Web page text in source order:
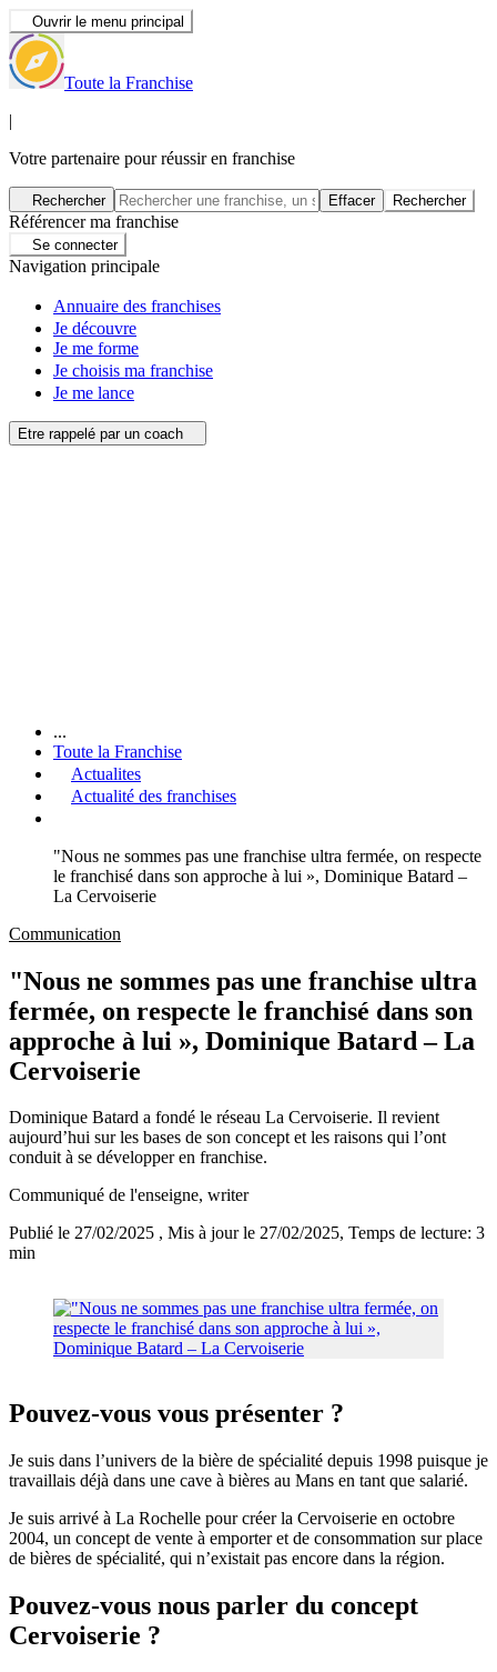
Ouvrir le menu principal
Toute la Franchise
|
Votre partenaire pour réussir en franchise
Rechercher Effacer Rechercher
Référencer ma franchise
Se connecter
Navigation principale
Annuaire des franchises
Je découvre
Je me forme
Je choisis ma franchise
Je me lance
Etre rappelé par un coach
...
Toute la Franchise
Actualites
Actualité des franchises
"Nous ne sommes pas une franchise ultra fermée, on respecte
le franchisé dans son approche à lui », Dominique Batard –
La Cervoiserie
Communication
"Nous ne sommes pas une franchise ultra
fermée, on respecte le franchisé dans son
approche à lui », Dominique Batard – La
Cervoiserie
Dominique Batard a fondé le réseau La Cervoiserie. Il revient
aujourd’hui sur les bases de son concept et les raisons qui l’ont
conduit à se développer en franchise.
Communiqué de l'enseigne, writer
Publié le 27/02/2025 , Mis à jour le 27/02/2025, Temps de lecture: 3
min
Pouvez-vous vous présenter ?
Je suis dans l’univers de la bière de spécialité depuis 1998 puisque je
travaillais déjà dans une cave à bières au Mans en tant que salarié.
Je suis arrivé à La Rochelle pour créer la Cervoiserie en octobre
2004, un concept de vente à emporter et de consommation sur place
de bières de spécialité, qui n’existait pas encore dans la région.
Pouvez-vous nous parler du concept
Cervoiserie ?